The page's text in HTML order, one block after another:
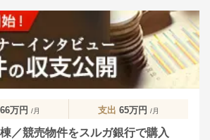
66万円 /月 支出 65万円 /月
／競売物件をスルガ銀行で購入